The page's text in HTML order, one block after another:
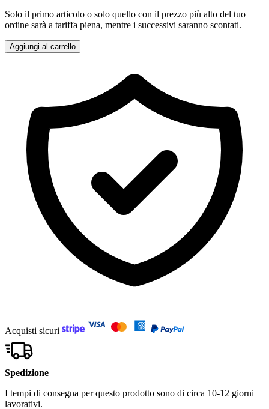
Solo il primo articolo o solo quello con il prezzo più alto del tuo
ordine sarà a tariffa piena, mentre i successivi saranno scontati.
Aggiungi al carrello
Acquisti sicuri
Spedizione
I tempi di consegna per questo prodotto sono di circa 10-12 giorni
lavorativi.